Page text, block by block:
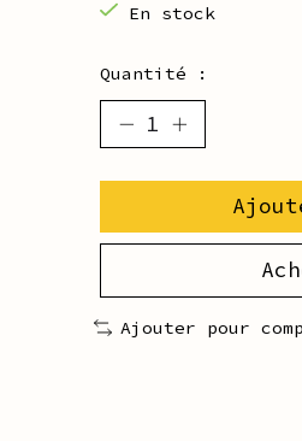
En stock
Quantité :
Ajouter pour